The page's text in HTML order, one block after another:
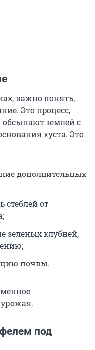
важно понять,
Это процесс,
обсыпают землей с
куста. Это
дополнительных
от
зеленых клубней,
почвы.
урожая.
под